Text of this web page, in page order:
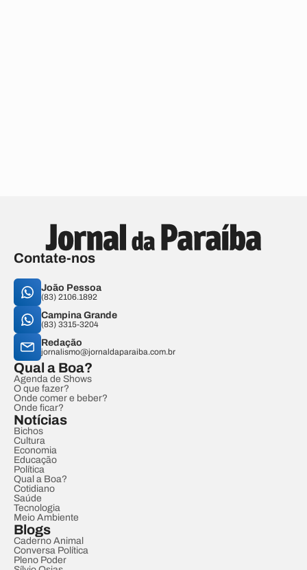
Contate-nos
João Pessoa
(83) 2106.1892
Campina Grande
(83) 3315-3204
Redação
jornalismo@jornaldaparaiba.com.br
Qual a Boa?
Agenda de Shows
O que fazer?
Onde comer e beber?
Onde ficar?
Notícias
Bichos
Cultura
Economia
Educação
Política
Qual a Boa?
Cotidiano
Saúde
Tecnologia
Meio Ambiente
Blogs
Caderno Animal
Conversa Política
Pleno Poder